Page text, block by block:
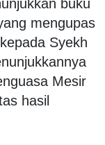
buku
mengupas
Syekh
Mesir
hasil